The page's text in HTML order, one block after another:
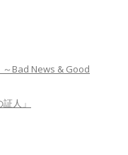
Bad News & Good
人」